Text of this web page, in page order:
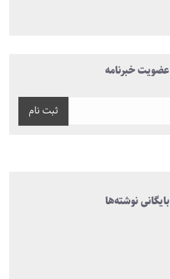
عضویت خبرنامه
ثبت نام
بایگانی نوشته‌ها